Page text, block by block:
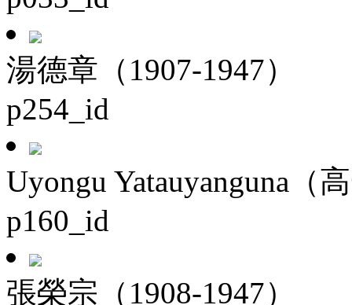
湯德章（1907-1947）
p254_id
Uyongu Yatauyanguna（
p160_id
張榮宗（1908-1947）